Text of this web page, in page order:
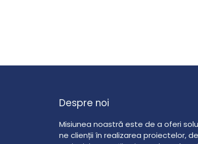
Despre noi
Misiunea noastră este de a oferi
ne clienții în realizarea proiectelor,